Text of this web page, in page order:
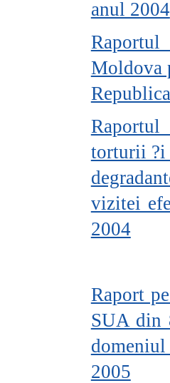
anul 2004
Moldova
Raportul
torturii ?i
vizitei
2004
Raport
SUA din
2005